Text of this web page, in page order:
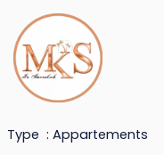
contenu
Type : Appartements